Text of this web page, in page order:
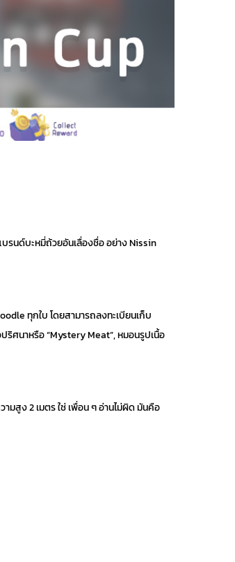
บรนด์บะหมี่ถ้วยอันเลื่องชื่อ อย่าง Nissin
ทุกใบ โดยสามารถลงทะเบียนเก็บ
ริศนาหรือ “Mystery Meat”, หมอนรูปเนื้อ
มสูง 2 เมตร ใช่ เพื่อน ๆ อ่านไม่ผิด มันคือ